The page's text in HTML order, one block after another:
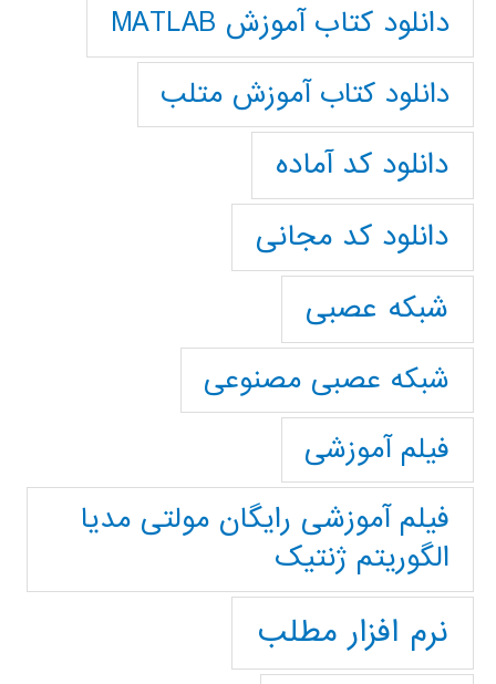
دانلود کتاب آموزش MATLAB
دانلود کتاب آموزش متلب
دانلود کد آماده
دانلود کد مجانی
شبکه عصبی
شبکه عصبی مصنوعی
فیلم آموزشی
فیلم آموزشی رایگان مولتی مدیا
الگوریتم ژنتیک
نرم افزار مطلب